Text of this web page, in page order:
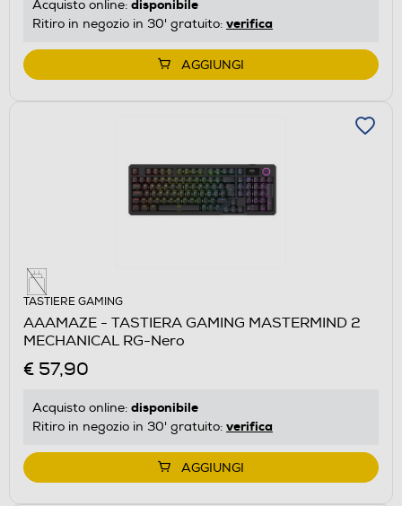
Acquisto online: disponibile
Ritiro in negozio in 30' gratuito: verifica
AGGIUNGI
TASTIERE GAMING
AAAMAZE - TASTIERA GAMING MASTERMIND 2
MECHANICAL RG-Nero
€ 57,90
Acquisto online: disponibile
Ritiro in negozio in 30' gratuito: verifica
AGGIUNGI